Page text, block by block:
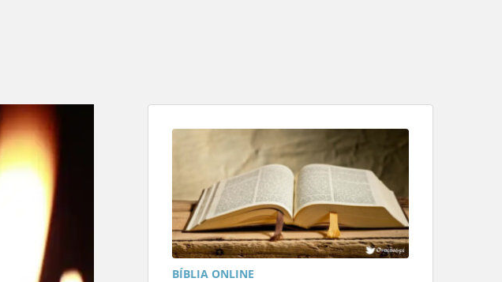
BÍBLIA ONLINE